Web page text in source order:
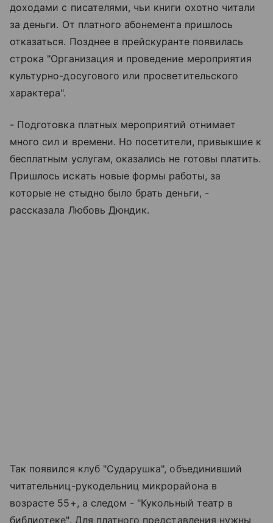
доходами с писателями, чьи книги охотно читали
за деньги. От платного абонемента пришлось
отказаться. Позднее в прейскуранте появилась
строка "Организация и проведение мероприятия
культурно-досугового или просветительского
характера".
- Подготовка платных мероприятий отнимает
много сил и времени. Но посетители, привыкшие к
бесплатным услугам, оказались не готовы платить.
Пришлось искать новые формы работы, за
которые не стыдно было брать деньги, -
рассказала Любовь Дюндик.
Так появился клуб "Сударушка", объединивший
читательниц-рукодельниц микрорайона в
возрасте 55+, а следом - "Кукольный театр в
библиотеке". Для платного представления нужны